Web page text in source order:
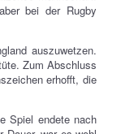
bei der Rugby
auszuwetzen.
Zum Abschluss
erhofft, die
Spiel endete nach